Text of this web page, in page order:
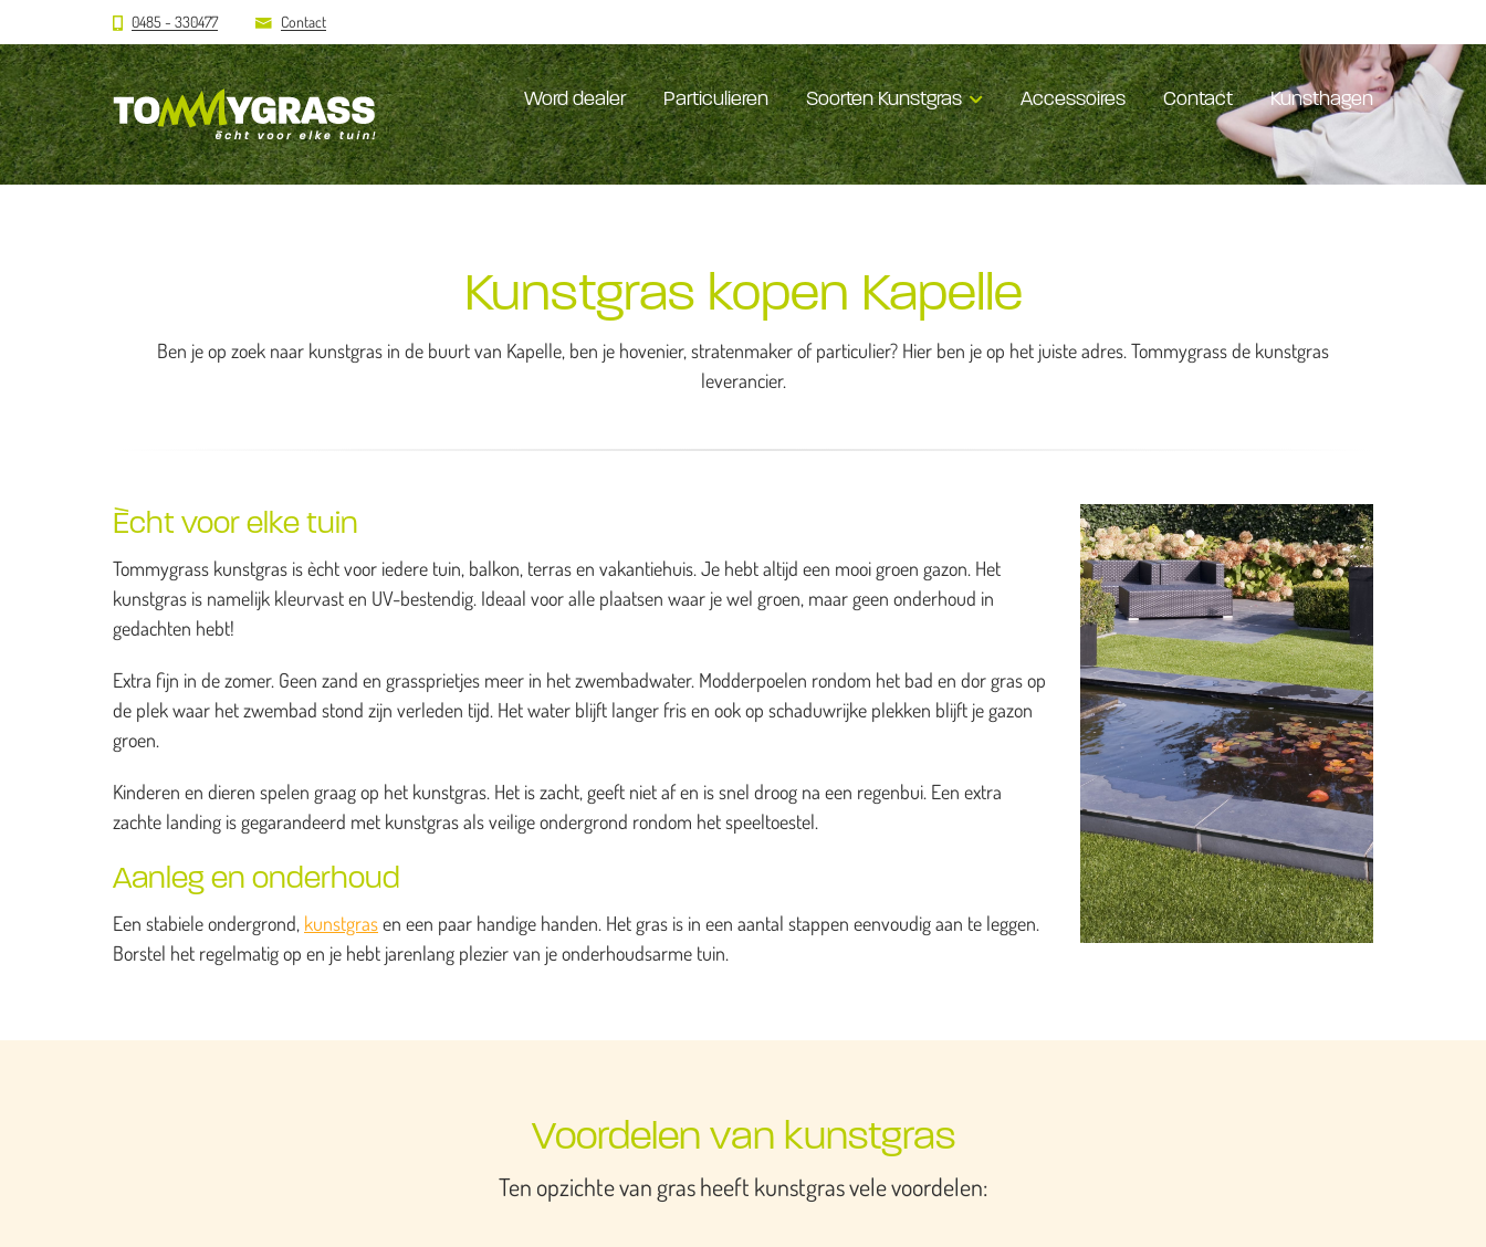
0485 - 330477 Contact
Word dealer Particulieren Soorten Kunstgras Accessoires Contact Kunsthagen
Kunstgras kopen Kapelle
Ben je op zoek naar kunstgras in de buurt van Kapelle, ben je hovenier, stratenmaker of particulier? Hier ben je op het juiste adres. Tommygrass de kunstgras
leverancier.
Ècht voor elke tuin
Tommygrass kunstgras is ècht voor iedere tuin, balkon, terras en vakantiehuis. Je hebt altijd een mooi groen gazon. Het
kunstgras is namelijk kleurvast en UV-bestendig. Ideaal voor alle plaatsen waar je wel groen, maar geen onderhoud in
gedachten hebt!
Extra fijn in de zomer. Geen zand en grassprietjes meer in het zwembadwater. Modderpoelen rondom het bad en dor gras op
de plek waar het zwembad stond zijn verleden tijd. Het water blijft langer fris en ook op schaduwrijke plekken blijft je gazon
groen.
Kinderen en dieren spelen graag op het kunstgras. Het is zacht, geeft niet af en is snel droog na een regenbui. Een extra
zachte landing is gegarandeerd met kunstgras als veilige ondergrond rondom het speeltoestel.
Aanleg en onderhoud
Een stabiele ondergrond, kunstgrasen een paar handige handen. Het gras is in een aantal stappen eenvoudig aan te leggen.
Borstel het regelmatig op en je hebt jarenlang plezier van je onderhoudsarme tuin.
Voordelen van kunstgras
Ten opzichte van gras heeft kunstgras vele voordelen: